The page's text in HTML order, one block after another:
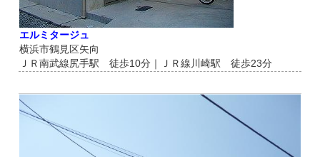
エルミタージュ
横浜市鶴見区矢向
ＪＲ南武線尻手駅 徒歩10分｜ＪＲ線川崎駅 徒歩23分